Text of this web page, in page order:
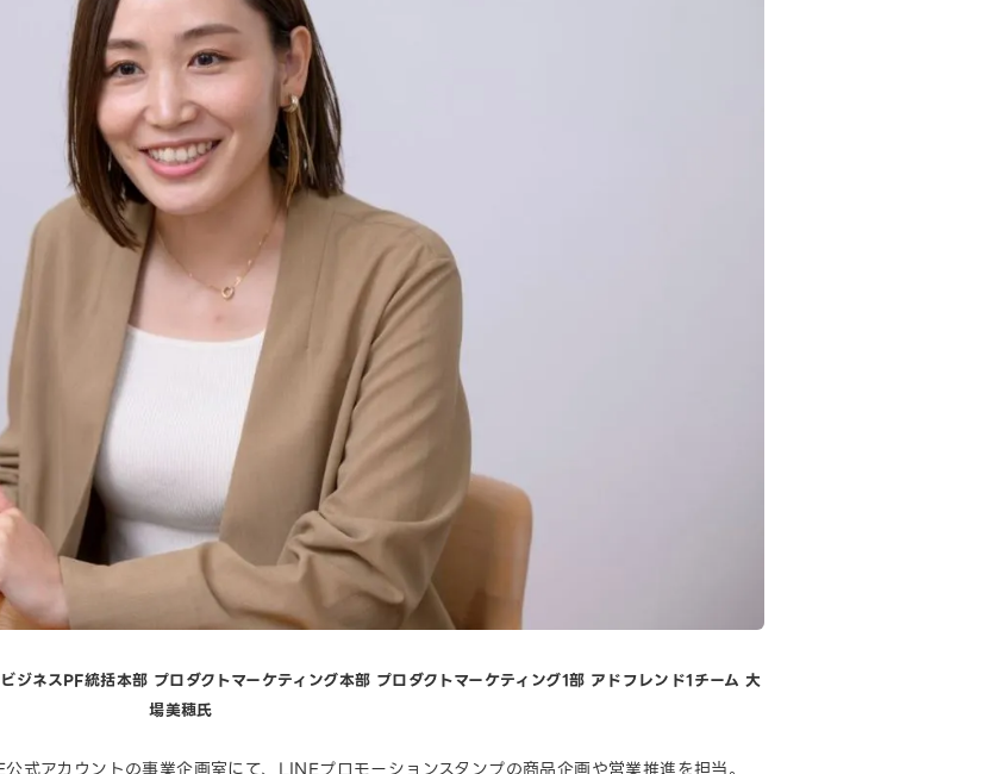
ネスPF統括本部 プロダクトマーケティング本部 プロダクトマーケティング1部 アドフレンド1チーム 大
場美穂氏